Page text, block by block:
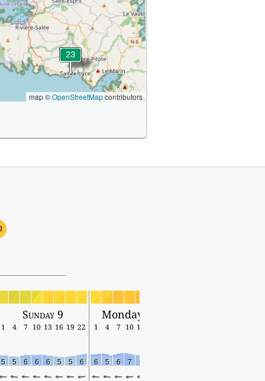
map ©OpenStreetMapcontributors
Sunday 9 Monday 10
1 4 7 10 13 16 19 22 1 4 7 10 13
5 5 6 6 6 5 5 6 6 5 6 7 6